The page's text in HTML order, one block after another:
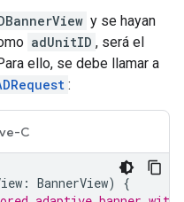
y se hayan
adUnitID , será el
ello, se debe llamar a
:
C
: BannerView)
{